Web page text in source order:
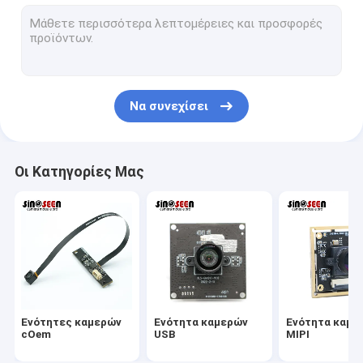
Ενότητα καμερών MIPI
Σφαιρική ενότητα καμερών παραθυρόφυλλων
Διπλή ενότητα καμερών φακών
Ενότητα καμερών αναγνώρισης προσώπου
ενότητα lap-top webcam
1MP ενότητα καμερών
Να συνεχίσει
Οι Κατηγορίες Μας
Ενότητες καμερών
cOem
Ενότητα καμερών
USB
Ενότητα
MIPI